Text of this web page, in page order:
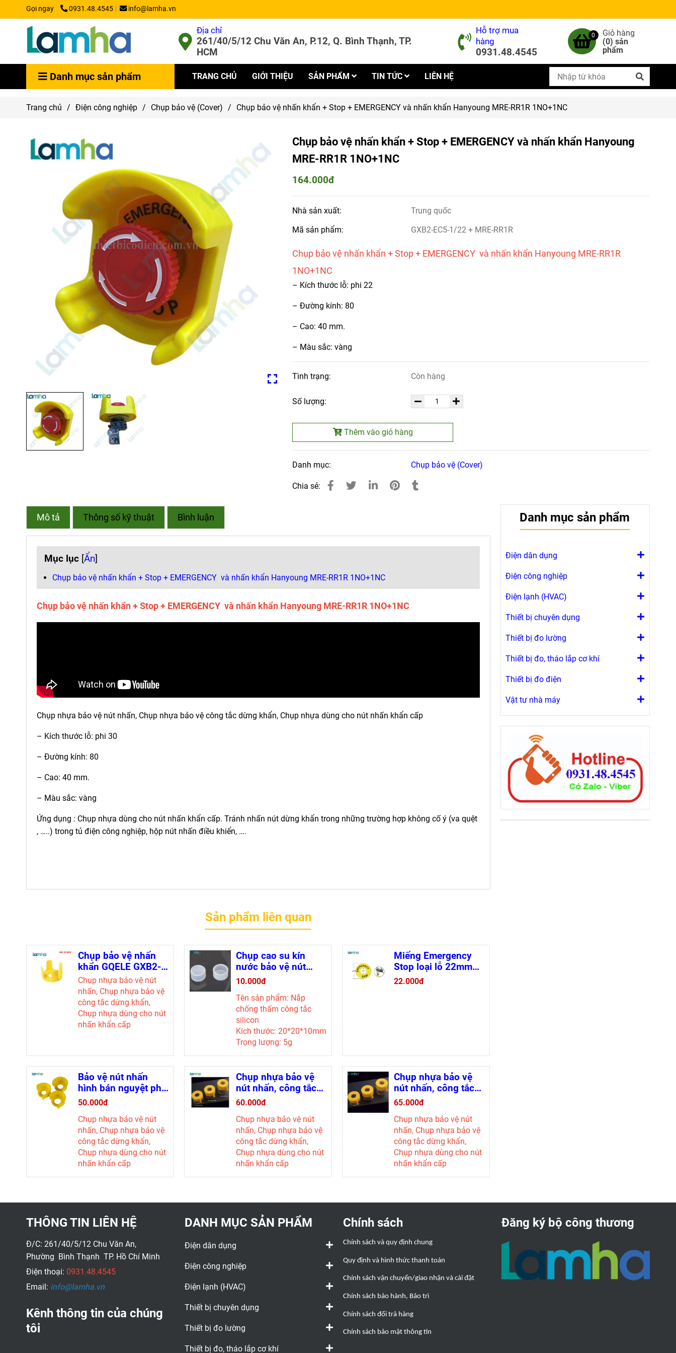
Gọi ngay 0931.48.4545 info@lamha.vn
Địa chỉ
261/40/5/12 Chu Văn An, P.12, Q. Bình Thạnh, TP.
HCM
Hỗ trợ mua
hàng
0931.48.4545
0
Giỏ hàng
(0) sản
phẩm
Danh mục sản phẩm TRANG CHỦ GIỚI THIỆU SẢN PHẨM TIN TỨC LIÊN HỆ
Trang chủ / Điện công nghiệp / Chụp bảo vệ (Cover) / Chụp bảo vệ nhấn khẩn + Stop + EMERGENCY và nhấn khẩn Hanyoung MRE-RR1R 1NO+1NC
Chụp bảo vệ nhấn khẩn + Stop + EMERGENCY và nhấn khẩn Hanyoung
MRE-RR1R 1NO+1NC
164.000đ
Nhà sản xuất:
Trung quốc
Mã sản phẩm:
GXB2-EC5-1/22 + MRE-RR1R
Chụp bảo vệ nhấn khẩn + Stop + EMERGENCY và nhấn khẩn Hanyoung MRE-RR1R
1NO+1NC
– Kích thước lỗ: phi 22
– Đường kính: 80
– Cao: 40 mm.
– Màu sắc: vàng
Tình trạng: Còn hàng
Số lượng:
Thêm vào giỏ hàng
Danh mục: Chụp bảo vệ (Cover)
Chia sẻ:
Mô tả Thông số kỹ thuật Bình luận
Mục lục [Ẩn]
Chụp bảo vệ nhấn khẩn + Stop + EMERGENCY và nhấn khẩn Hanyoung MRE-RR1R 1NO+1NC
Chụp bảo vệ nhấn khẩn + Stop + EMERGENCY và nhấn khẩn Hanyoung MRE-RR1R 1NO+1NC
Chụp nhựa bảo vệ nút nhấn, Chụp nhựa bảo vệ công tắc dừng khẩn, Chụp nhựa dùng cho nút nhấn khẩn cấp
– Kích thước lỗ: phi 30
– Đường kính: 80
– Cao: 40 mm.
– Màu sắc: vàng
Ứng dụng : Chụp nhựa dùng cho nút nhấn khẩn cấp. Tránh nhấn nút dừng khẩn trong những trường hợp không cố ý (va quệt
, …..) trong tủ điện công nghiệp, hộp nút nhấn điều khiển, ….
Sản phẩm liên quan
Chụp bảo vệ nhấn
khẩn GQELE GXB2-
EC4 (61x37x22)
Chụp nhựa bảo vệ nút
nhấn, Chụp nhựa bảo vệ
công tắc dừng khẩn,
Chụp nhựa dùng cho nút
nhấn khẩn cấp
Cao: 37 mm.
Màu sắc: vàng
Chụp cao su kín
nước bảo vệ nút
nhấn
10.000đ
Tên sản phẩm: Nắp
chống thấm công tắc
silicon
Kích thước: 20*20*10mm
Trọng lượng: 5g
Công dụng củaChụp cao
su kín nước bảo vệ nút
nhấnlàm kín, chống
thấm nước, chống rò rỉ
điện, phụ kiện chuyên
dùng cho các thiết bị cơ
điện và thiết bị công
nghiệp
Miếng Emergency
Stop loại lỗ 22mm
phi 60mm
22.000đ
Bảo vệ nút nhấn
hình bán nguyệt phi
22
50.000đ
Chụp nhựa bảo vệ nút
nhấn, Chụp nhựa bảo vệ
công tắc dừng khẩn,
Chụp nhựa dùng cho nút
nhấn khẩn cấp
Chụp nhựa bảo vệ
nút nhấn, công tắc
dừng khẩn
60.000đ
Chụp nhựa bảo vệ nút
nhấn, Chụp nhựa bảo vệ
công tắc dừng khẩn,
Chụp nhựa dùng cho nút
nhấn khẩn cấp
Kích thước lỗ: phi 25
trong
Chụp nhựa bảo vệ
nút nhấn, công tắc
dừng khẩn
65.000đ
Chụp nhựa bảo vệ nút
nhấn, Chụp nhựa bảo vệ
công tắc dừng khẩn,
Chụp nhựa dùng cho nút
nhấn khẩn cấp
Kích thước lỗ: phi 25
trong
Danh mục sản phẩm
Điện dân dụng
Điện công nghiệp
Điện lạnh (HVAC)
Thiết bị chuyên dụng
Thiết bị đo lường
Thiết bị đo, tháo lắp cơ khí
Thiết bị đo điện
Vật tư nhà máy
THÔNG TIN LIÊN HỆ
Đ/C: 261/40/5/12 Chu Văn An,
Phường Bình Thạnh TP. Hồ Chí Minh
Điện thoại: 0931.48.4545
Email: info@lamha.vn
Kênh thông tin của chúng
tôi
DANH MỤC SẢN PHẨM
Điện dân dụng
Điện công nghiệp
Điện lạnh (HVAC)
Thiết bị chuyên dụng
Thiết bị đo lường
Thiết bị đo, tháo lắp cơ khí
Chính sách
Chính sách và quy định chung
Quy định và hình thức thanh toán
Chính sách vận chuyển/giao nhận và cài đặt
Chính sách bảo hành, Bảo trì
Chính sách đổi trả hàng
Chính sách bảo mật thông tin
Đăng ký bộ công thương